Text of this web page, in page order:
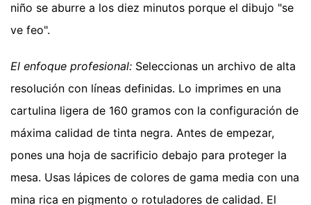
niño se aburre a los diez minutos porque el dibujo "se
ve feo".
El enfoque profesional: Seleccionas un archivo de alta
resolución con líneas definidas. Lo imprimes en una
cartulina ligera de 160 gramos con la configuración de
máxima calidad de tinta negra. Antes de empezar,
pones una hoja de sacrificio debajo para proteger la
mesa. Usas lápices de colores de gama media con una
mina rica en pigmento o rotuladores de calidad. El